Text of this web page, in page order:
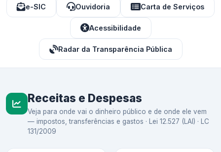
e-SIC Ouvidoria Carta de Serviços
Acessibilidade
Radar da Transparência Pública
Receitas e Despesas
Veja para onde vai o dinheiro público e de onde ele vem
— impostos, transferências e gastos · Lei 12.527 (LAI) · LC
131/2009